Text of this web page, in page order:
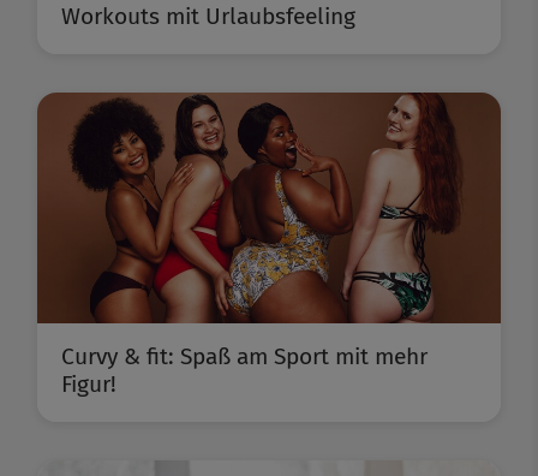
Workouts mit Urlaubsfeeling
Curvy & fit: Spaß am Sport mit mehr
Figur!